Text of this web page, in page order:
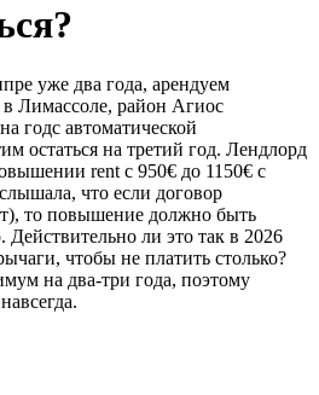
уже два года, арендуем
Лимассоле, район Агиос
годс автоматической
остаться на третий год. Лендлорд
rent с 950€ до 1150€ с
что если договор
то повышение должно быть
Действительно ли это так в 2026
чтобы не платить столько?
на два-три года, поэтому